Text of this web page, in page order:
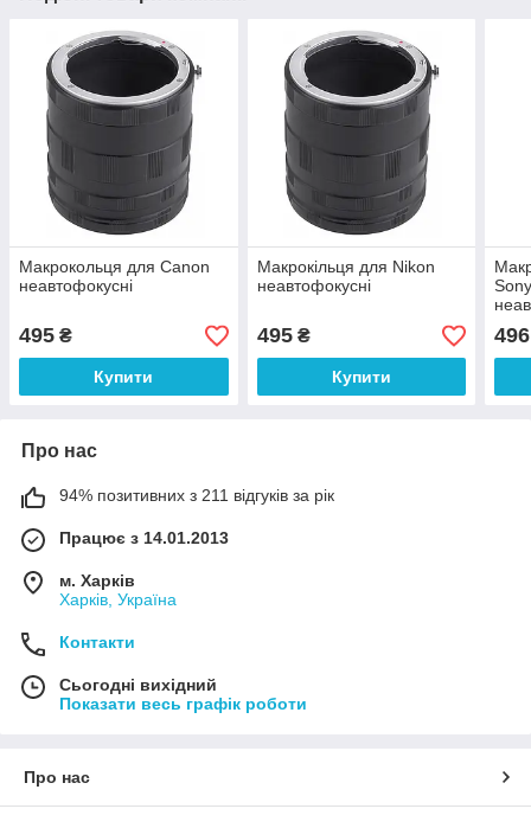
Макрокольця для Canon
неавтофокусні
495 ₴
Купити
Макрокільця для Nikon
неавтофокусні
495₴
Купити
496
Про нас
94% позитивних з 211 відгуків за рік
Працює з 14.01.2013
м. Харків
Харків, Україна
Контакти
Сьогодні вихідний
Показати весь графік роботи
Про нас